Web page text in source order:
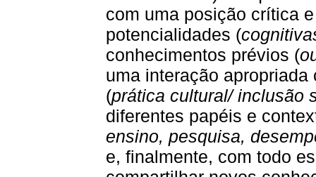
com uma posição crítica
potencialidades (
conhecimentos prévios (
uma interação
(prática cultural/ inclusão
diferentes papéis e
ensino, pesquisa,
e, finalmente, com todo